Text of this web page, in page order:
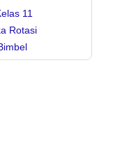
11
Rotasi